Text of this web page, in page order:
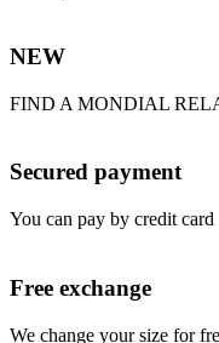
NEW
FIND A MONDIAL
Secured payment
You can pay by credit card
Free exchange
We change your size for